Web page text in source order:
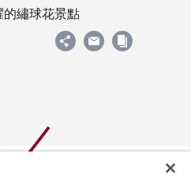
的繡球花景點